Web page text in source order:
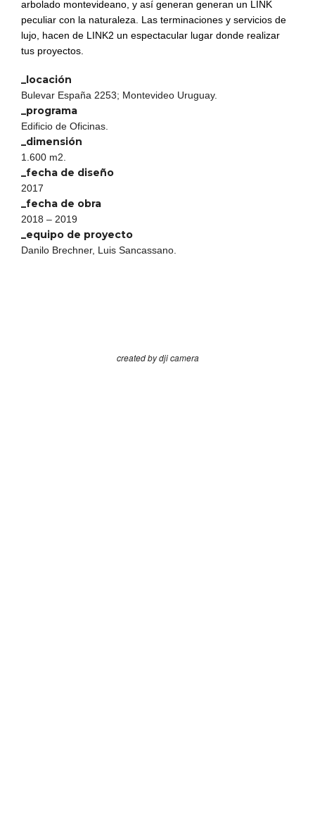
arbolado montevideano, y así generan generan un LINK
peculiar con la naturaleza. Las terminaciones y servicios de
lujo, hacen de LINK2 un espectacular lugar donde realizar
tus proyectos.
_locación
Bulevar España 2253; Montevideo Uruguay.
_programa
Edificio de Oficinas.
_dimensión
1.600 m2.
_fecha de diseño
2017
_fecha de obra
2018 – 2019
_equipo de proyecto
Danilo Brechner, Luis Sancassano.
created by dji camera